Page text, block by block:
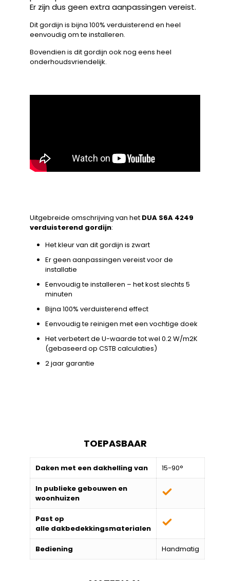
Er zijn dus geen extra aanpassingen vereist.
Dit gordijn is bijna 100% verduisterend en heel
eenvoudig om te installeren.
Bovendien is dit gordijn ook nog eens heel
onderhoudsvriendelijk.
Uitgebreide omschrijving van het DUA S6A 4249
verduisterend gordijn:
Het kleur van dit gordijn is zwart
Er geen aanpassingen vereist voor de
installatie
Eenvoudig te installeren – het kost slechts 5
minuten
Bijna 100% verduisterend effect
Eenvoudig te reinigen met een vochtige doek
Het verbetert de U-waarde tot wel 0.2 W/m2K
(gebaseerd op CSTB calculaties)
2 jaar garantie
TOEPASBAAR
Daken met een dakhelling van 15-90°
In publieke gebouwen en
woonhuizen
Past op
alle dakbedekkingsmaterialen
Bediening Handmatig